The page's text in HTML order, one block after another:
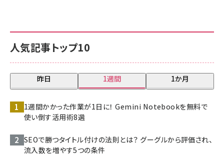
人気記事トップ10
昨日 1週間 1か月
1週間かかった作業が1日に！ Gemini Notebookを無料で
使い倒す活用術8選
SEOで勝つタイトル付けの法則とは？ グーグルから評価され、
流入数を増やす5つの条件